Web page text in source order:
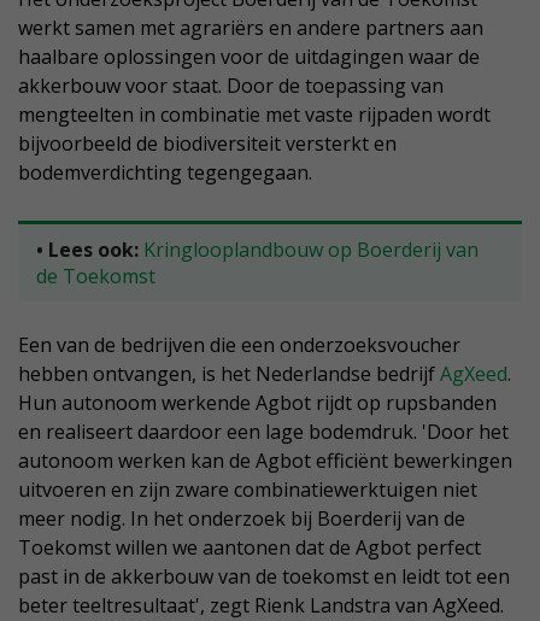
werkt samen met agrariërs en andere partners aan
haalbare oplossingen voor de uitdagingen waar de
akkerbouw voor staat. Door de toepassing van
mengteelten in combinatie met vaste rijpaden wordt
bijvoorbeeld de biodiversiteit versterkt en
bodemverdichting tegengegaan.
• Lees ook: Kringlooplandbouw op Boerderij van
de Toekomst
Een van de bedrijven die een onderzoeksvoucher
hebben ontvangen, is het Nederlandse bedrijfAgXeed.
Hun autonoom werkende Agbot rijdt op rupsbanden
en realiseert daardoor een lage bodemdruk. 'Door het
autonoom werken kan de Agbot efficiënt bewerkingen
uitvoeren en zijn zware combinatiewerktuigen niet
meer nodig. In het onderzoek bij Boerderij van de
Toekomst willen we aantonen dat de Agbot perfect
past in de akkerbouw van de toekomst en leidt tot een
beter teeltresultaat', zegt Rienk Landstra van AgXeed.